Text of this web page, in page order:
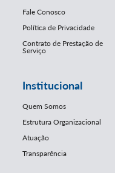
Fale Conosco
Política de Privacidade
Contrato de Prestação de
Serviço
Institucional
Quem Somos
Estrutura Organizacional
Atuação
Transparência